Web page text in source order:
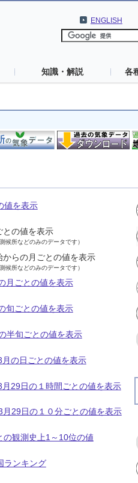
ENGLISH
知識・解説 各
値を表示
との値を表示
候所などのみのデータです）
からの月ごとの値を表示
候所などのみのデータです）
月ごとの値を表示
旬ごとの値を表示
半旬ごとの値を表示
月の日ごとの値を表示
月29日の１時間ごとの値を表示
月29日の１０分ごとの値を表示
の観測史上1～10位の値
ランキング